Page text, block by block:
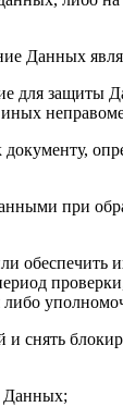
Данных
для защиты
иных
документу,
при
снять
Данных;